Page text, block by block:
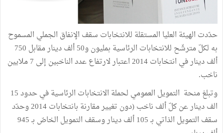
حدّدت الهيئة العليا المستقلة للانتخابات سقف الإنفاق الجملي المسموح
به لكلّ مترشّح للانتخابات الرئاسية بمليون و50 ألف دينار مقابل 750
ألف دينار في انتخابات 2014 اعتبار لارتفاع عدد الناخبين إلى 7 ملايين
ناخب.
وتبلغ منحة التمويل العمومي لحملة الانتخابات الرئاسية في حدود 15
الف دينار عن كلّ ألف ناخب (دون تغيير مقارنة بانتخابات 2014 وحدّد
سقف التمويل الذاتي بـ 105 ألف دينار وسقف التمويل الخاصّ بـ 945